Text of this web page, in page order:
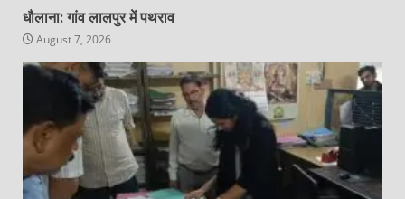
धौलाना: गांव लालपुर में पथराव
August 7, 2026